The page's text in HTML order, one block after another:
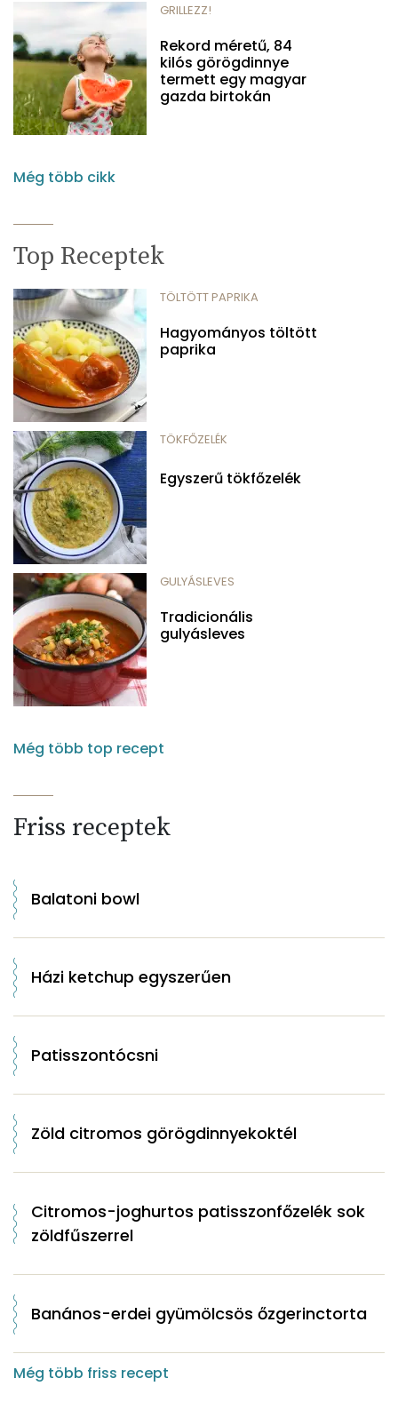
GRILLEZZ!
Rekord méretű, 84
kilós görögdinnye
termett egy magyar
gazda birtokán
Még több cikk
Top Receptek
TÖLTÖTT PAPRIKA
Hagyományos töltött
paprika
TÖKFŐZELÉK
Egyszerű tökfőzelék
GULYÁSLEVES
Tradicionális
gulyásleves
Még több top recept
Friss receptek
Balatoni bowl
Házi ketchup egyszerűen
Patisszontócsni
Zöld citromos görögdinnyekoktél
Citromos-joghurtos patisszonfőzelék sok
zöldfűszerrel
Banános-erdei gyümölcsös őzgerinctorta
Még több friss recept